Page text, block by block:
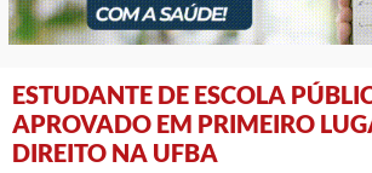
ESTUDANTE DE ESCOLA
APROVADO EM PRIMEIRO
DIREITO NA UFBA